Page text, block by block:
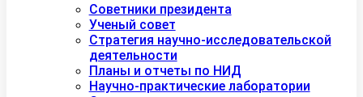
Советники президента
Ученый совет
Стратегия научно-исследовательской
деятельности
Планы и отчеты по НИД
Научно-практические лаборатории